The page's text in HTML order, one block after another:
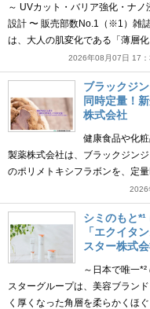
～ UVカット・バリア強化・ナ
設計 〜 販売部数No.1（※1）雑
は、大人の肌変化である「薄層
2026年08月07日 17：
ブラックジ
同時定量！
株式会社
健康食品や化
製薬株式会社は、ブラックジン
のポリメトキシフラボンを、定
2026
シミのもと
「エクイタ
スター株式
～日本で唯一
スターグループは、美容ブラン
く厚くなった角層を柔らかくほ